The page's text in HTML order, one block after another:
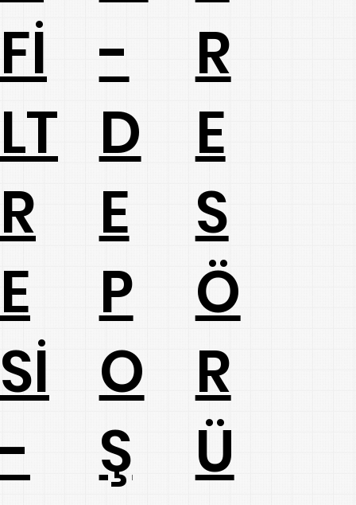
Fİ
LT
R
E
Sİ
-
-
D
E
P
O
Ş
R
E
S
Ö
R
Ü